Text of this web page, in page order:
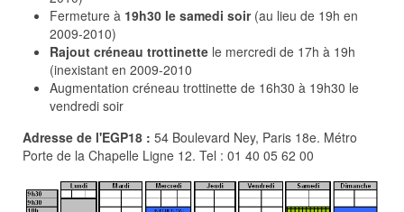
Fermeture à 19h30 le samedi soir(au lieu de 19h en
2009-2010)
Rajout créneau trottinette le mercredi de 17h à 19h
(inexistant en 2009-2010
Augmentation créneau trottinette de 16h30 à 19h30 le
vendredi soir
Adresse de l'EGP18 : 54 Boulevard Ney, Paris 18e. Métro
Porte de la Chapelle Ligne 12. Tel : 01 40 05 62 00